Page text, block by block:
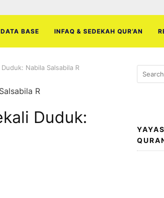
DATA BASE INFAQ & SEDEKAH QUR’AN
Nabila Salsabila R
Duduk:
Search
for: